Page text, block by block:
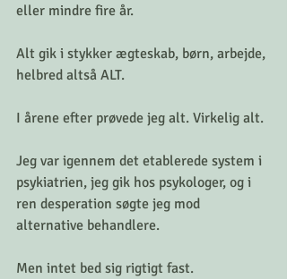
eller mindre fire år.
Alt gik i stykker ægteskab, børn, arbejde,
helbred altså ALT.
I årene efter prøvede jeg alt. Virkelig alt.
Jeg var igennem det etablerede system i
psykiatrien, jeg gik hos psykologer, og i
ren desperation søgte jeg mod
alternative behandlere.
Men intet bed sig rigtigt fast.